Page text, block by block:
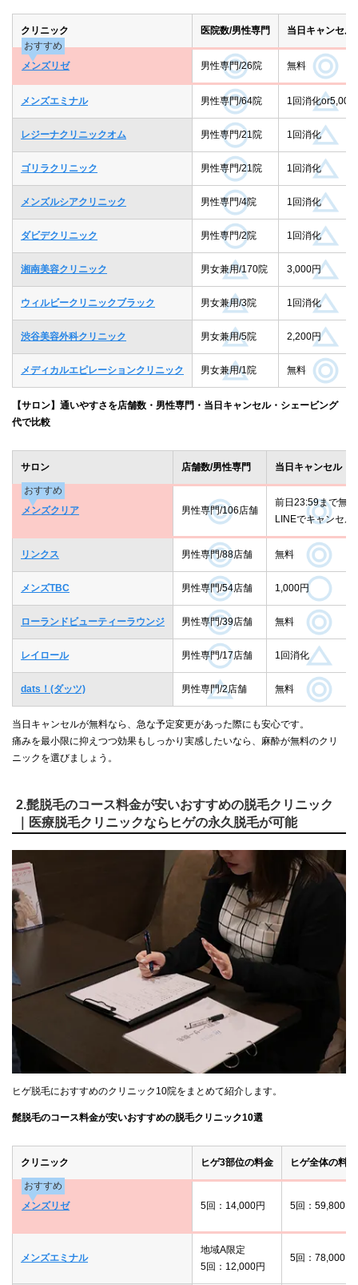
クリニック 医院数/男性専門
当日キャンセル
おすすめ
メンズリゼ
男性専門/26院 無料
メンズエミナル 男性専門/64院 1回消化or5,000
レジーナクリニックオム 男性専門/21院 1回消化
ゴリラクリニック 男性専門/21院 1回消化
メンズルシアクリニック 男性専門/4院 1回消化
ダビデクリニック 男性専門/2院 1回消化
湘南美容クリニック 男女兼用/170院 3,000円
ウィルビークリニックブラック 男女兼用/3院 1回消化
渋谷美容外科クリニック 男女兼用/5院 2,200円
メディカルエピレーションクリニック 男女兼用/1院 無料
【サロン】通いやすさを店舗数・男性専門・当日キャンセル・シェービング
代で比較
サロン 店舗数/男性専門 当日キャンセル
おすすめ
メンズクリア
男性専門/106店舗
前日23:59まで無料
LINEでキャンセル
リンクス 男性専門/88店舗 無料
メンズTBC 男性専門/54店舗 1,000円
ローランドビューティーラウンジ 男性専門/39店舗 無料
レイロール 男性専門/17店舗 1回消化
dats！(ダッツ) 男性専門/2店舗 無料
当日キャンセルが無料なら、急な予定変更があった際にも安心です。
痛みを最小限に抑えつつ効果もしっかり実感したいなら、麻酔が無料のクリ
ニックを選びましょう。
2.髭脱毛のコース料金が安いおすすめの脱毛クリニック
｜医療脱毛クリニックならヒゲの永久脱毛が可能
ヒゲ脱毛におすすめのクリニック10院をまとめて紹介します。
髭脱毛のコース料金が安いおすすめの脱毛クリニック10選
クリニック ヒゲ3部位の料金 ヒゲ全体の料金
おすすめ
メンズリゼ
5回：14,000円 5回：59,800円
メンズエミナル
地域A限定
5回：12,000円
5回：78,000円